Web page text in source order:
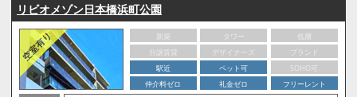
リビオメゾン日本橋浜町公園
新築 タワー
低層
分譲賃貸
デザイナーズ
ブランド
駅近
ペット可
SOHO可
仲介料ゼロ
礼金ゼロ
フリーレント